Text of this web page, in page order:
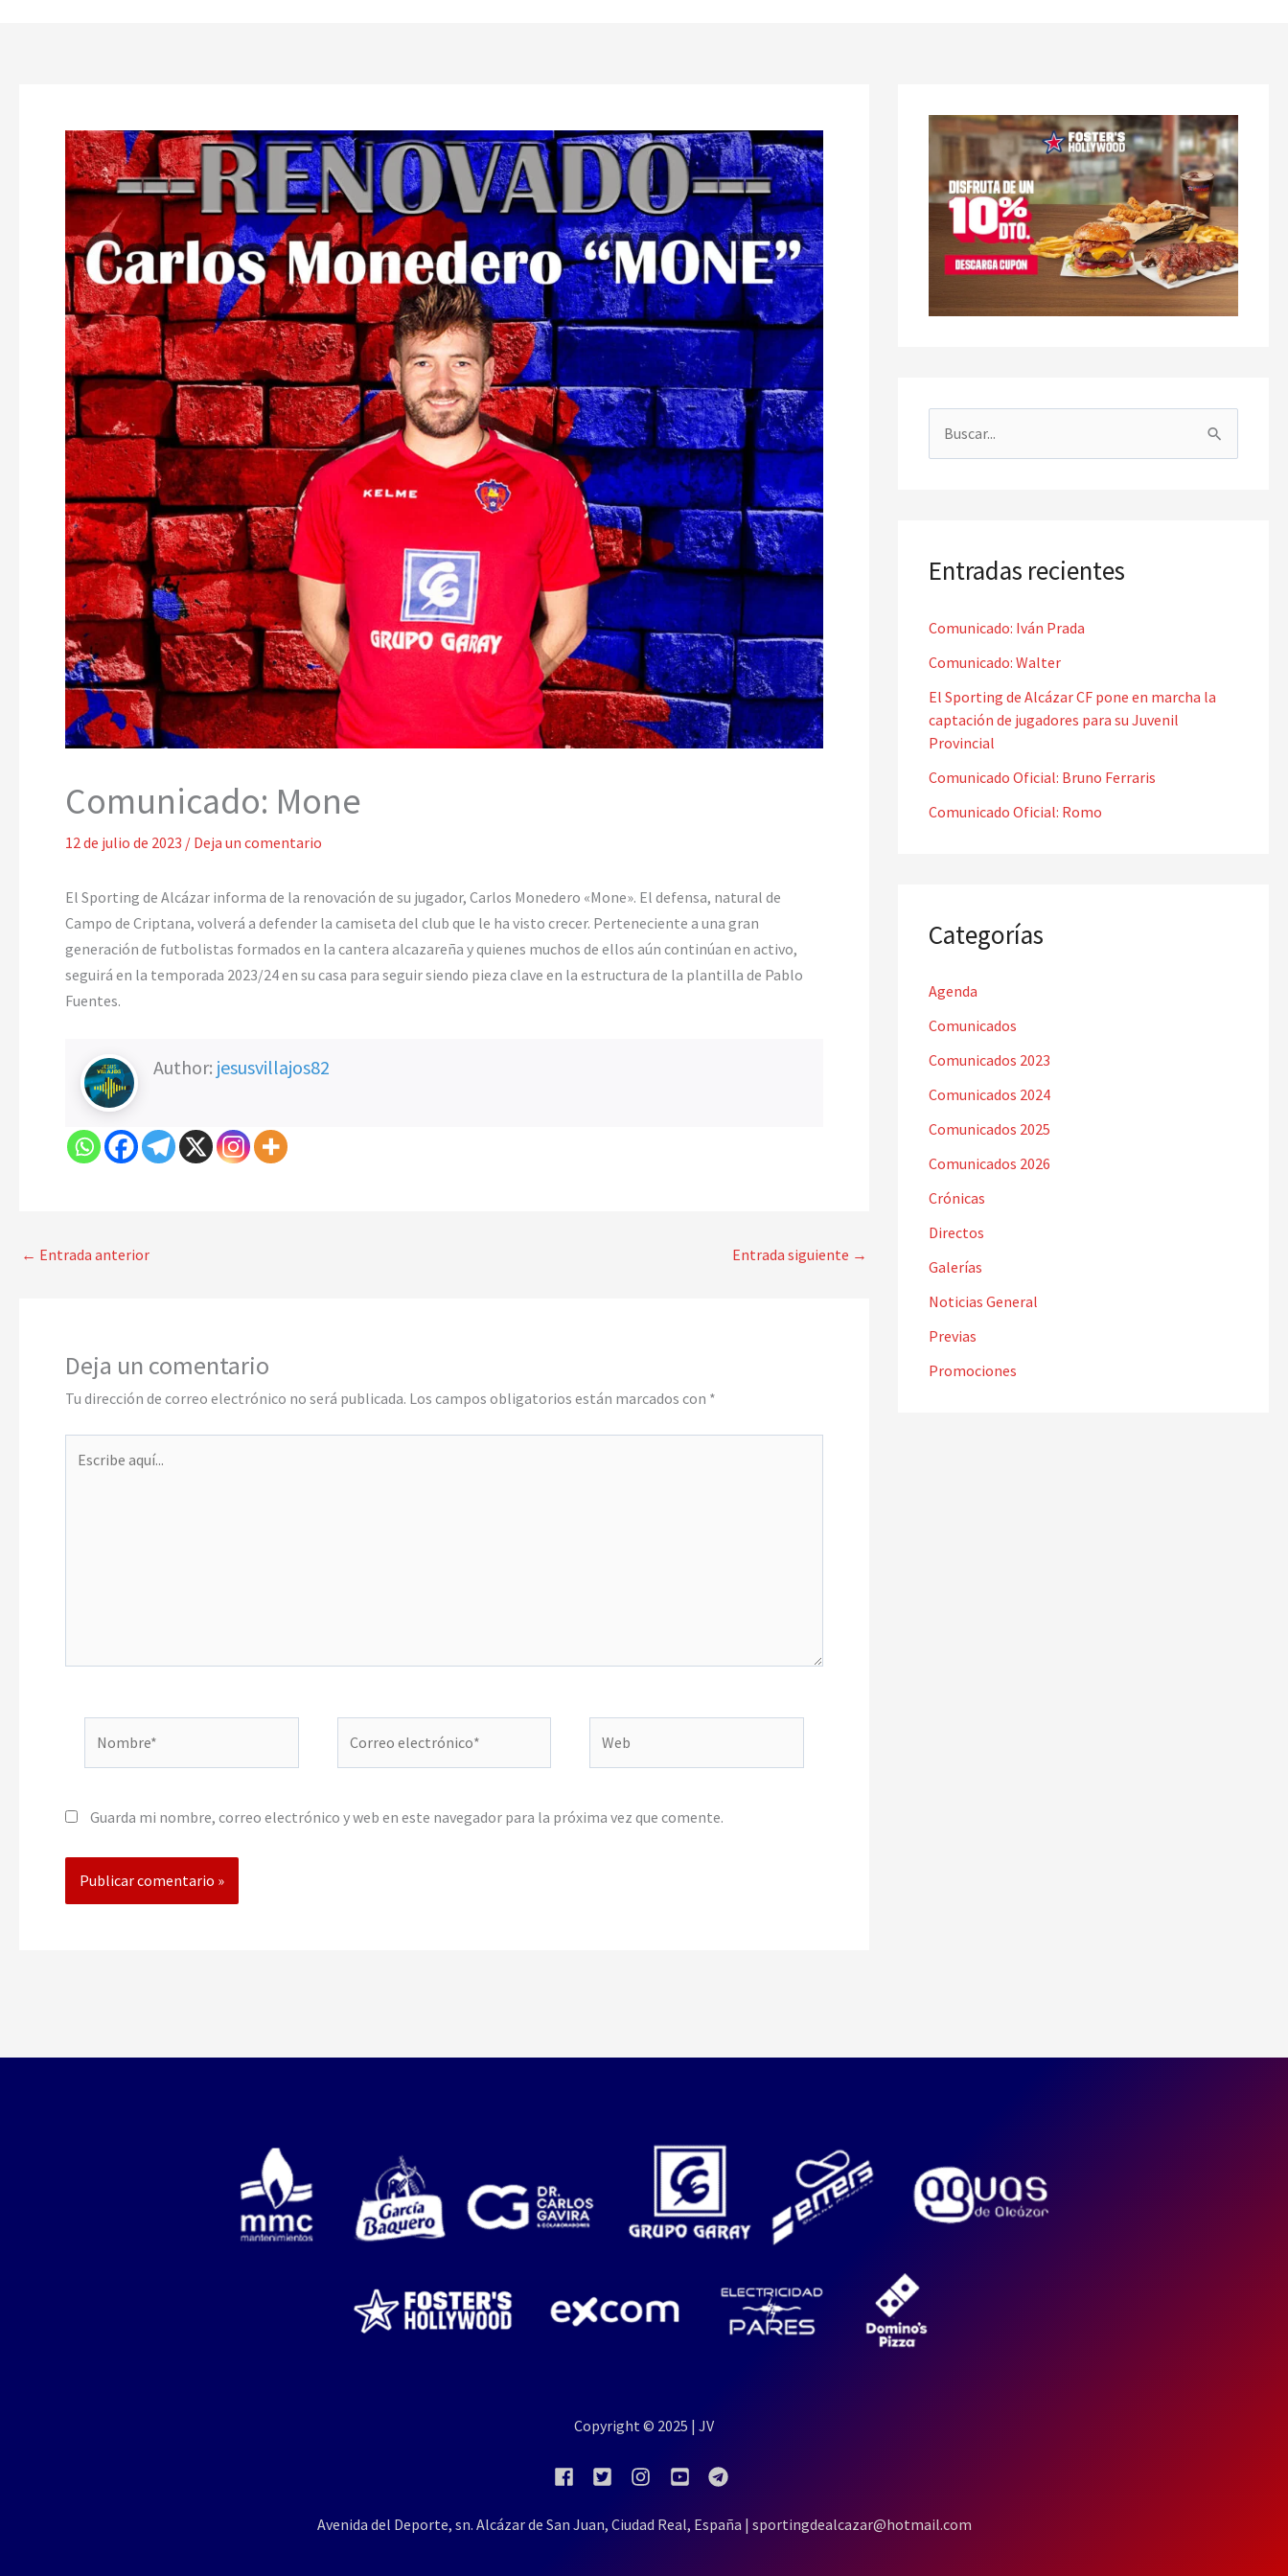
Comunicado: Mone
12 de julio de 2023 / Deja un comentario
El Sporting de Alcázar informa de la renovación de su jugador, Carlos Monedero «Mone». El defensa, natural de
Campo de Criptana, volverá a defender la camiseta del club que le ha visto crecer. Perteneciente a una gran
generación de futbolistas formados en la cantera alcazareña y quienes muchos de ellos aún continúan en activo,
seguirá en la temporada 2023/24 en su casa para seguir siendo pieza clave en la estructura de la plantilla de Pablo
Fuentes.
Author: jesusvillajos82
← Entrada anterior Entrada siguiente →
Deja un comentario
Tu dirección de correo electrónico no será publicada. Los campos obligatorios están marcados con *
Guarda mi nombre, correo electrónico y web en este navegador para la próxima vez que comente.
a
p
o
:
Entradas recientes
Comunicado: Iván Prada
Comunicado: Walter
El Sporting de Alcázar CF pone en marcha la
captación de jugadores para su Juvenil
Provincial
Comunicado Oficial: Bruno Ferraris
Comunicado Oficial: Romo
Categorías
Agenda
Comunicados
Comunicados 2023
Comunicados 2024
Comunicados 2025
Comunicados 2026
Crónicas
Directos
Galerías
Noticias General
Previas
Promociones
Copyright © 2025 | JV
Avenida del Deporte, sn. Alcázar de San Juan, Ciudad Real, España | sportingdealcazar@hotmail.com